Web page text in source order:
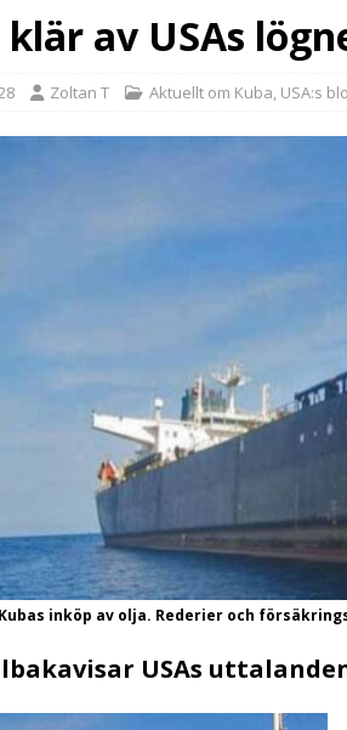
klär av USAs
Zoltan T Aktuellt om Kuba, USA:s
inköp av olja. Rederier och
USAs